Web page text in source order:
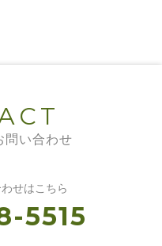
問い合わせ
せはこちら
5515